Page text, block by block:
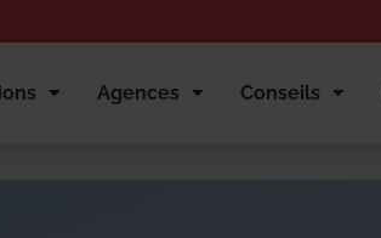
Agences Conseils